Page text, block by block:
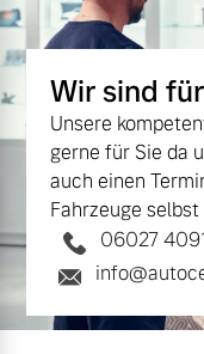
Wir sind
Unsere
gerne für Sie da
auch einen
Fahrzeuge
06027